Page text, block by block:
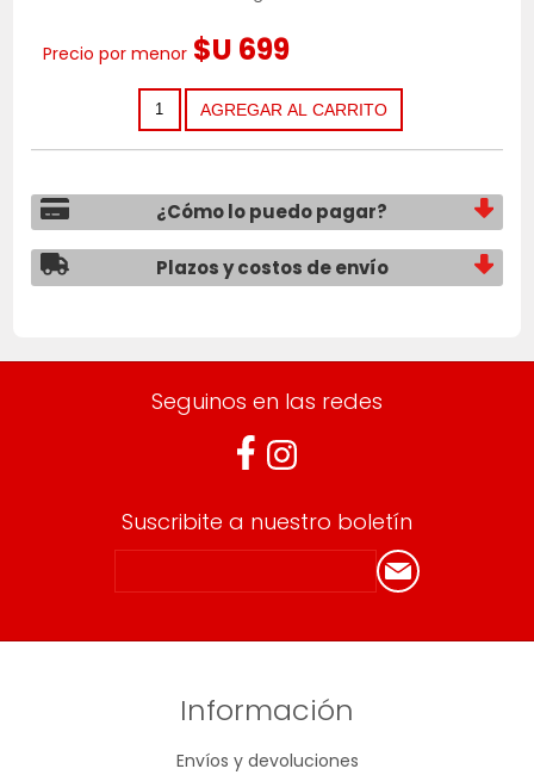
Precio por menor $U 699
¿Cómo lo puedo pagar?
Plazos y costos de envío
Seguinos en las redes
Suscribite a nuestro boletín
Información
Envíos y devoluciones